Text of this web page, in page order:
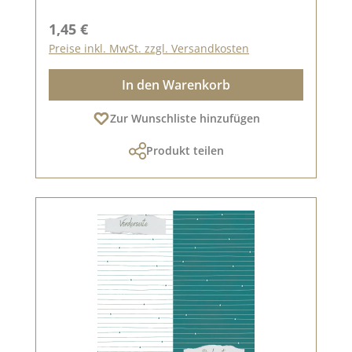
Regulärer Preis:
1,45 €
Preise inkl. MwSt. zzgl. Versandkosten
In den Warenkorb
Zur Wunschliste hinzufügen
Produkt teilen